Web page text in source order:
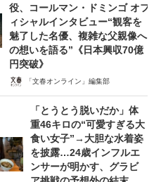
役、コールマン・ドミンゴ オフ
ィシャルインタビュー“観客を
魅了した名優、複雑な父親像へ
の想いを語る”《日本興収70億
円突破》
「文春オンライン」編集部
「とうとう脱いだか」体
重46キロの“可愛すぎる大
食い女子”→大胆な水着姿
を披露…24歳インフルエ
ンサーが明かす、グラビ